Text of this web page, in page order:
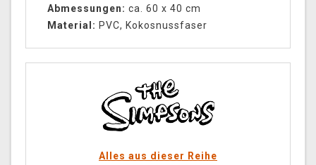
Abmessungen: ca. 60 x 40 cm
Material: PVC, Kokosnussfaser
Alles aus dieser Reihe